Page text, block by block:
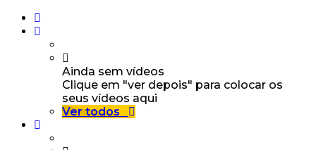
Ainda sem vídeos
Clique em "ver depois" para colocar os
seus vídeos aqui
Ver todos